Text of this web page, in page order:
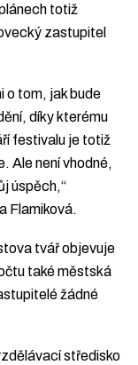
totiž
zastupitel
o tom, jak bude
díky kterému
festivalu je totiž
Ale není vhodné,
úspěch,“
Flamiková.
tvář objevuje
také městská
žádné
středisko